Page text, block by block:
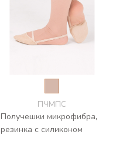
ПЧМПС
Получешки микрофибра,
резинка с силиконом